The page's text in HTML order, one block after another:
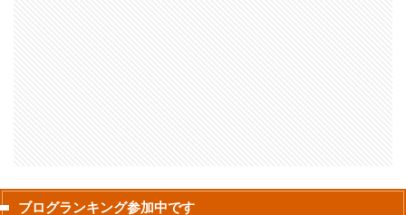
ブログランキング参加中です